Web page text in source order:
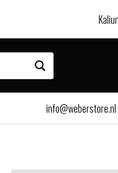
info@weberstore.nl